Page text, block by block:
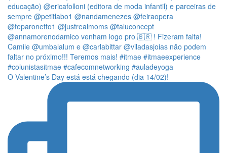
O Valentine’s Day está está chegando (dia 14/02)!